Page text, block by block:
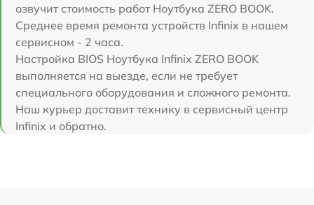
озвучит стоимость работ Ноутбука ZERO BOOK.
Среднее время ремонта устройств Infinix в нашем
сервисном - 2 часа.
Настройка BIOS Ноутбука Infinix ZERO BOOK
выполняется на выезде, если не требует
специального оборудования и сложного ремонта.
Наш курьер доставит технику в сервисный центр
Infinix и обратно.